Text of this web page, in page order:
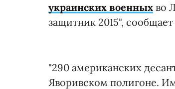
украинских военных во
защитник 2015",
"290 американских
Яворивском полигоне.